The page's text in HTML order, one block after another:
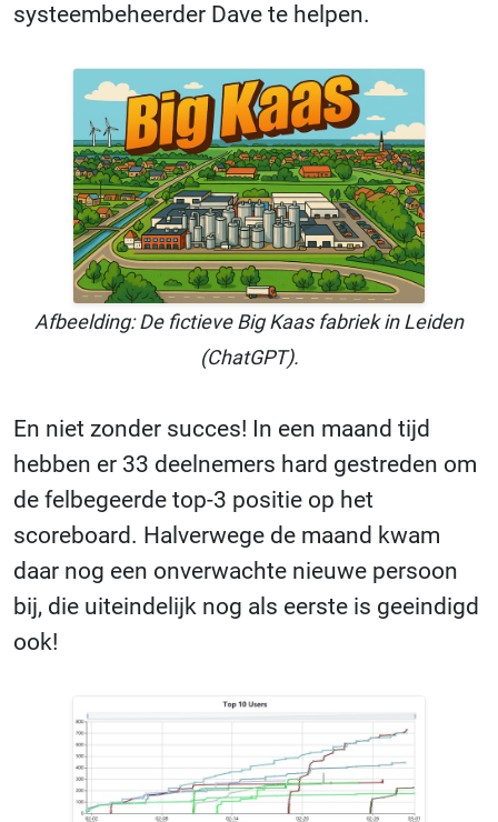
systeembeheerder Dave te helpen.
Afbeelding: De fictieve Big Kaas fabriek in Leiden
(ChatGPT).
En niet zonder succes! In een maand tijd
hebben er 33 deelnemers hard gestreden om
de felbegeerde top-3 positie op het
scoreboard. Halverwege de maand kwam
daar nog een onverwachte nieuwe persoon
bij, die uiteindelijk nog als eerste is geeindigd
ook!